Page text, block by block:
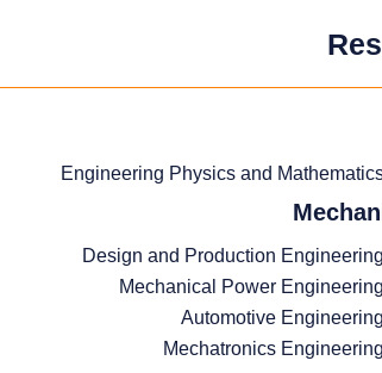
Engineering Physics and
Design and Production
Mechanical Power
Automotive
Mechatronics